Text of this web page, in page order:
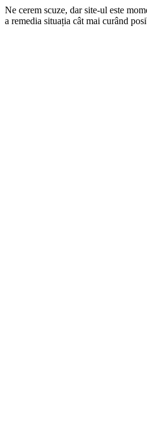
Ne cerem scuze, dar site-ul este
a remedia situația cât mai curând